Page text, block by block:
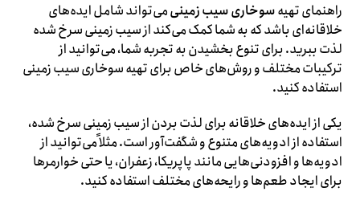
راهنمای تهیهسوخاری سیب زمینیمی‌تواند شامل ایده‌های
خلاقانه‌ای باشد که به شما کمک می‌کند از سیب زمینی سرخ شده
لذت ببرید. برای تنوع بخشیدن به تجربه شما، می‌توانید از
ترکیبات مختلف و روش‌های خاص برای تهیه سوخاری سیب زمینی
استفاده کنید.
یکی از ایده‌های خلاقانه برای لذت بردن از سیب زمینی سرخ شده،
استفاده از ادویه‌های متنوع و شگفت‌آور است. مثلاً می‌توانید از
ادویه‌ها و افزودنی‌هایی مانند پاپریکا، زعفران، یا حتی خوارمرها
برای ایجاد طعم‌ها و رایحه‌های مختلف استفاده کنید.